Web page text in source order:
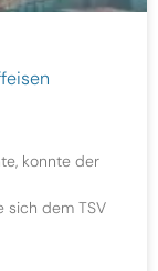
konnte der
sich dem TSV